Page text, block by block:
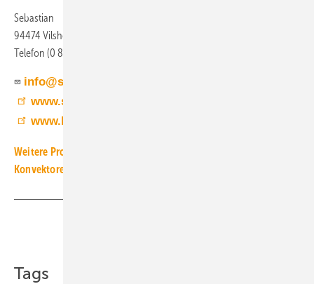
Sebastian
94474 Vilshofen / Albersdorf
Telefon (0 85 41) 9 68 20
info@sebastianek.de
www.sebastianek.de
www.bit.ly/tga1301
Weitere Produkt-Meldungen zum Thema Heiz- und Kühlflächen,
Konvektoren
Tags